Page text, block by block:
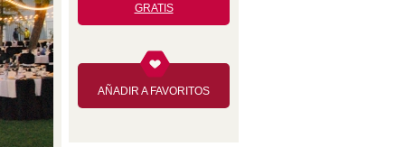
GRATIS
AÑADIR A FAVORITOS